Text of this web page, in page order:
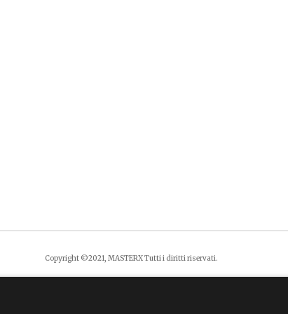
Copyright ©2021, MASTERX Tutti i diritti riservati.